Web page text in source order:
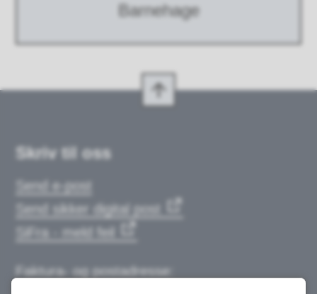
Barnehage
Skriv til oss
Send e-post
Send sikker digital post
SiFra - meld feil
Faktura- og postadresse: